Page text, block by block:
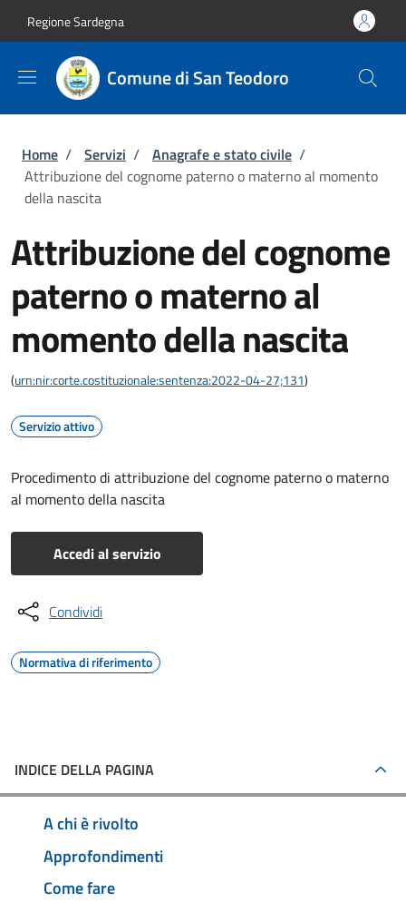
Regione Sardegna
Comune di San Teodoro
Briciole di pane
Home / Servizi / Anagrafe e stato civile /
Attribuzione del cognome paterno o materno al momento
della nascita
Attribuzione del cognome
paterno o materno al
momento della nascita
(urn:nir:corte.costituzionale:sentenza:2022-04-27;131)
Servizio attivo
Procedimento di attribuzione del cognome paterno o materno
al momento della nascita
Accedi al servizio
Condividi
Normativa di riferimento
INDICE DELLA PAGINA
A chi è rivolto
Approfondimenti
Come fare